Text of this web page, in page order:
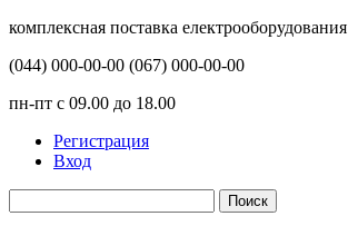
комплексная поставка електрооборудования
(044) 000-00-00 (067) 000-00-00
пн-пт с 09.00 до 18.00
Регистрация
Вход
Поиск